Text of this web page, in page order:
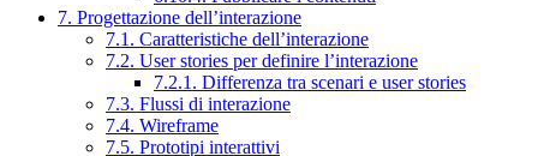
7. Progettazione dell’interazione
7.1. Caratteristiche dell’interazione
7.2. User stories per definire l’interazione
7.2.1. Differenza tra scenari e user stories
7.3. Flussi di interazione
7.4. Wireframe
7.5. Prototipi interattivi